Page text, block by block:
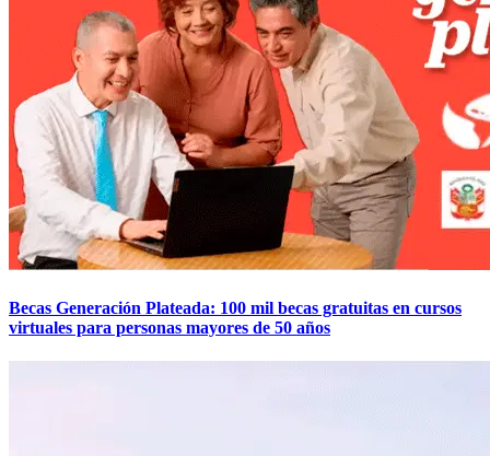
Becas Generación Plateada: 100 mil becas gratuitas en cursos
virtuales para personas mayores de 50 años